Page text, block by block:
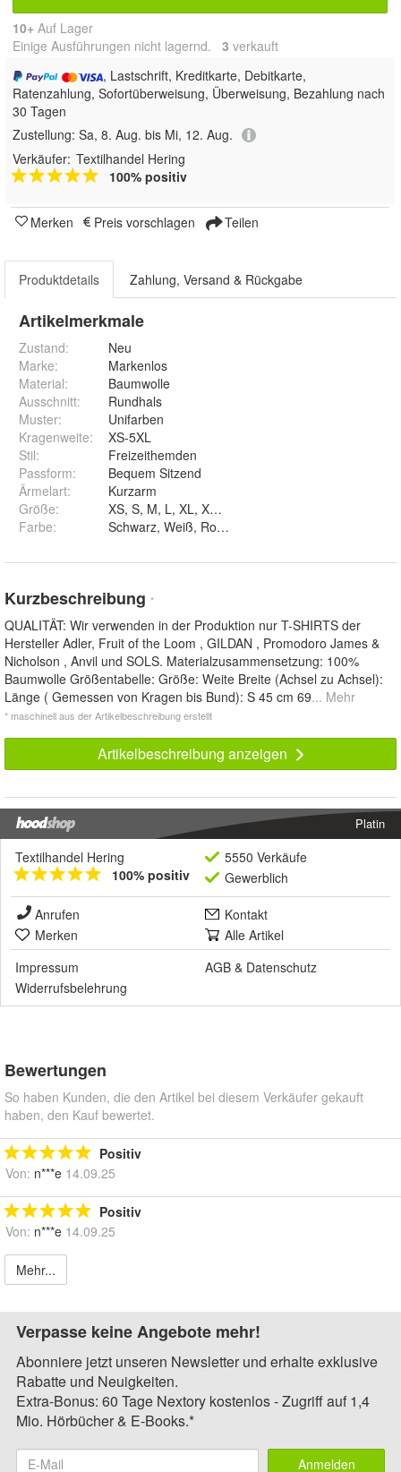
10+ Auf Lager
Einige Ausführungen nicht lagernd. 3 verkauft
, Lastschrift, Kreditkarte, Debitkarte,
Ratenzahlung, Sofortüberweisung, Überweisung, Bezahlung nach
30 Tagen
Zustellung: Sa, 8. Aug. bis Mi, 12. Aug.
Verkäufer: Textilhandel Hering
100% positiv
Merken Preis vorschlagen Teilen
Produktdetails Zahlung, Versand & Rückgabe
Artikelmerkmale
Zustand:
Neu
Marke:
Markenlos
Material:
Baumwolle
Ausschnitt:
Rundhals
Muster:
Unifarben
Kragenweite:
XS-5XL
Stil:
Freizeithemden
Passform:
Bequem Sitzend
Ärmelart:
Kurzarm
Größe:
Farbe:
Kurzbeschreibung *
QUALITÄT: Wir verwenden in der Produktion nur T-SHIRTS der
Hersteller Adler, Fruit of the Loom , GILDAN , Promodoro James &
Nicholson , Anvil und SOLS. Materialzusammensetzung: 100%
Baumwolle Größentabelle: Größe: Weite Breite (Achsel zu Achsel):
Länge ( Gemessen von Kragen bis Bund): S 45 cm 69... Mehr
* maschinell aus der Artikelbeschreibung erstellt
Artikelbeschreibung anzeigen
Platin
Textilhandel Hering
100% positiv
5550 Verkäufe
Gewerblich
Anrufen
Kontakt
Merken
Alle Artikel
Impressum
AGB & Datenschutz
Widerrufsbelehrung
Bewertungen
So haben Kunden, die den Artikel bei diesem Verkäufer gekauft
haben, den Kauf bewertet.
Positiv
Von: n***e 14.09.25
Positiv
Von: n***e 14.09.25
Mehr...
Verpasse keine Angebote mehr!
Abonniere jetzt unseren Newsletter und erhalte exklusive
Rabatte und Neuigkeiten.
Extra-Bonus: 60 Tage Nextory kostenlos - Zugriff auf 1,4
Mio. Hörbücher & E-Books.*
Anmelden